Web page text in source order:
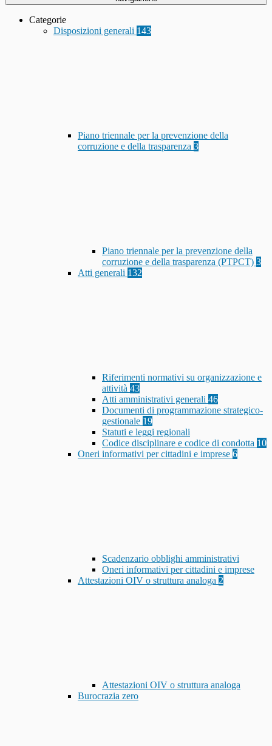
Categorie
Disposizioni generali 143
Piano triennale per la prevenzione della
corruzione e della trasparenza 3
Piano triennale per la prevenzione della
corruzione e della trasparenza (PTPCT) 3
Atti generali 132
Riferimenti normativi su organizzazione e
attività 43
Atti amministrativi generali 46
Documenti di programmazione strategico-
gestionale 19
Statuti e leggi regionali
Codice disciplinare e codice di condotta 10
Oneri informativi per cittadini e imprese 6
Scadenzario obblighi amministrativi
Oneri informativi per cittadini e imprese
Attestazioni OIV o struttura analoga 2
Attestazioni OIV o struttura analoga
Burocrazia zero